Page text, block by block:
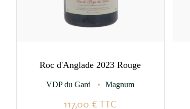
Roc d'Anglade 2023 Rouge
VDP du Gard Magnum
117,00 €TTC